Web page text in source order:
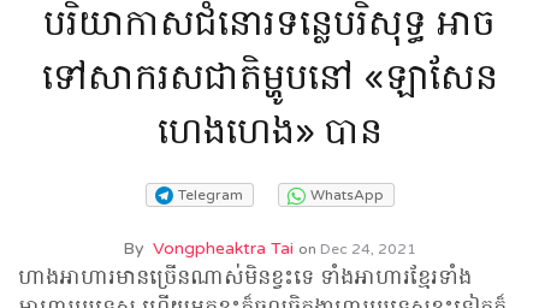
បរិយាកាសជំនោរទន្លេបរិសុទ្ធ អាច
ទៅសាករសជាតិម្ហូបនៅ «ឡាសែន
ហេងហេង» បាន
Telegram WhatsApp
By Vongpheaktra Tai on Dec 24, 2021
ហាងអាហារមានច្រើនណាស់មិនខ្វះទេ ទាំងអាហារខ្មែរទាំង